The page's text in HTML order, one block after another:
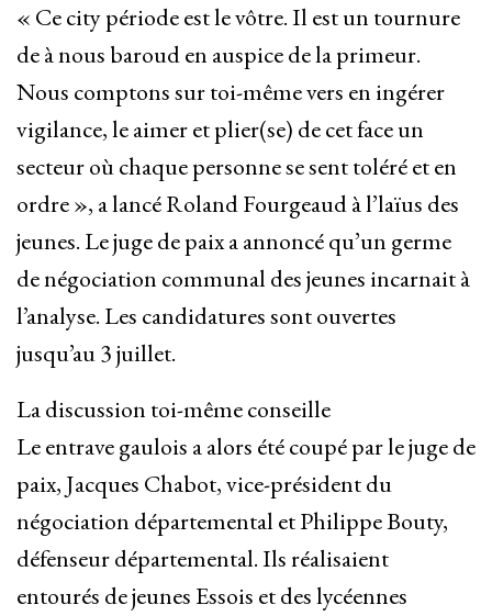
« Ce city période est le vôtre. Il est un tournure
de à nous baroud en auspice de la primeur.
Nous comptons sur toi-même vers en ingérer
vigilance, le aimer et plier(se) de cet face un
secteur où chaque personne se sent toléré et en
ordre », a lancé Roland Fourgeaud à l’laïus des
jeunes. Le juge de paix a annoncé qu’un germe
de négociation communal des jeunes incarnait à
l’analyse. Les candidatures sont ouvertes
jusqu’au 3 juillet.
La discussion toi-même conseille
Le entrave gaulois a alors été coupé par le juge de
paix, Jacques Chabot, vice-président du
négociation départemental et Philippe Bouty,
défenseur départemental. Ils réalisaient
entourés de jeunes Essois et des lycéennes